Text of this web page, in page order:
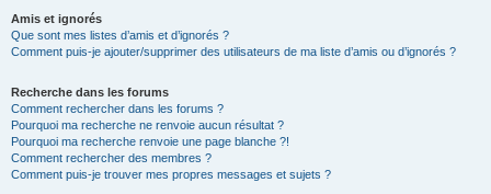
Amis et ignorés
Que sont mes listes d’amis et d’ignorés ?
Comment puis-je ajouter/supprimer des utilisateurs de ma liste d’amis ou d’ignorés ?
Recherche dans les forums
Comment rechercher dans les forums ?
Pourquoi ma recherche ne renvoie aucun résultat ?
Pourquoi ma recherche renvoie une page blanche ?!
Comment rechercher des membres ?
Comment puis-je trouver mes propres messages et sujets ?